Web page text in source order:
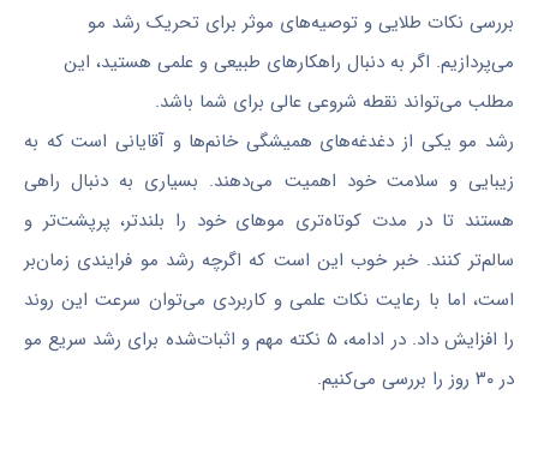
بررسی نکات طلایی و توصیه‌های موثر برای تحریک رشد مو
می‌پردازیم. اگر به دنبال راهکارهای طبیعی و علمی هستید، این
مطلب می‌تواند نقطه شروعی عالی برای شما باشد.
رشد مو یکی از دغدغه‌های همیشگی خانم‌ها و آقایانی است که به
زیبایی و سلامت خود اهمیت می‌دهند. بسیاری به دنبال راهی
هستند تا در مدت کوتاه‌تری موهای خود را بلندتر، پرپشت‌تر و
سالم‌تر کنند. خبر خوب این است که اگرچه رشد مو فرایندی زمان‌بر
است، اما با رعایت نکات علمی و کاربردی می‌توان سرعت این روند
را افزایش داد. در ادامه، ۵ نکته مهم و اثبات‌شده برای رشد سریع مو
در ۳۰ روز را بررسی می‌کنیم.